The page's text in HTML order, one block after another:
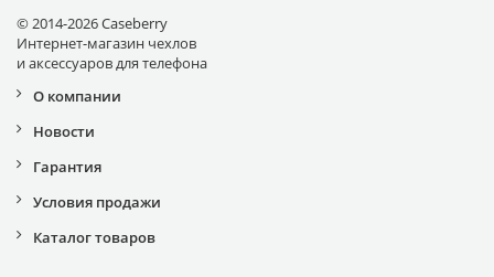
© 2014-2026 Caseberry
Интернет-магазин чехлов
и аксессуаров для телефона
О компании
Новости
Гарантия
Условия продажи
Каталог товаров